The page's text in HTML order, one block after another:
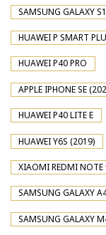
SAMSUNG GALAXY
HUAWEI P SMART
HUAWEI P40 PRO
APPLE IPHONE SE
HUAWEI P40 LITE E
HUAWEI Y6S (2019)
XIAOMI REDMI NOTE
SAMSUNG GALAXY
SAMSUNG GALAXY